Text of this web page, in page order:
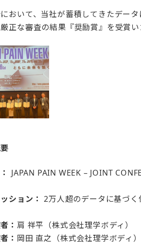
おいて、当社が蓄積してきたデー
正な審査の結果『奨励賞』を受賞
JAPAN PAIN WEEK – JOINT
ション： 2万人超のデータに基づ
： 肩 祥平（株式会社理学ボディ）
： 岡田 直之（株式会社理学ボディ